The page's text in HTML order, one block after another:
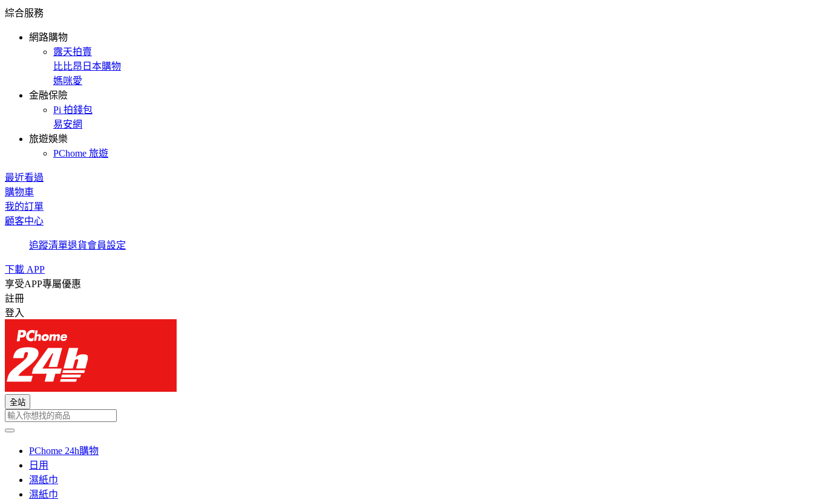
綜合服務
網路購物
露天拍賣
比比昂日本購物
媽咪愛
金融保險
Pi 拍錢包
易安網
旅遊娛樂
PChome 旅遊
最近看過
購物車
我的訂單
顧客中心
追蹤清單退貨會員設定
下載 APP
享受APP專屬優惠
註冊
登入
全站
PChome 24h購物
日用
濕紙巾
濕紙巾